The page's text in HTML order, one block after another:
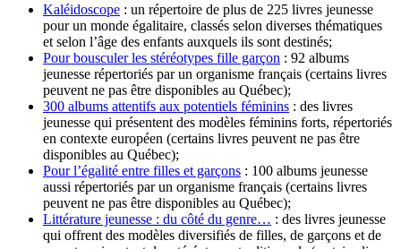
Kaléidoscope : un répertoire de plus de 225 livres jeunesse
pour un monde égalitaire, classés selon diverses thématiques
et selon l’âge des enfants auxquels ils sont destinés;
Pour bousculer les stéréotypes fille garçon : 92 albums
jeunesse répertoriés par un organisme français (certains livres
peuvent ne pas être disponibles au Québec);
300 albums attentifs aux potentiels féminins : des livres
jeunesse qui présentent des modèles féminins forts, répertoriés
en contexte européen (certains livres peuvent ne pas être
disponibles au Québec);
Pour l’égalité entre filles et garçons : 100 albums jeunesse
aussi répertoriés par un organisme français (certains livres
peuvent ne pas être disponibles au Québec);
Littérature jeunesse : du côté du genre… : des livres jeunesse
qui offrent des modèles diversifiés de filles, de garçons et de